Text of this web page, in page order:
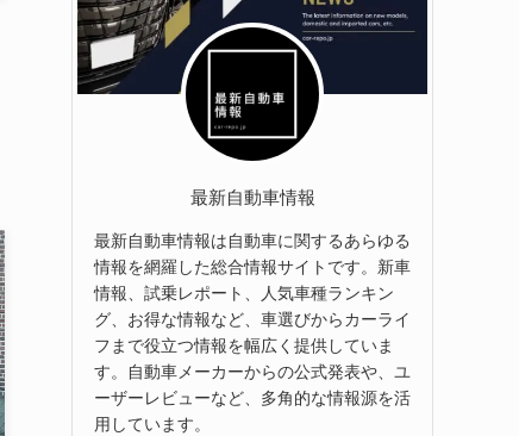
最新自動車情報
最新自動車情報は自動車に関するあらゆる
情報を網羅した総合情報サイトです。新車
情報、試乗レポート、人気車種ランキン
グ、お得な情報など、車選びからカーライ
フまで役立つ情報を幅広く提供していま
す。自動車メーカーからの公式発表や、ユ
ーザーレビューなど、多角的な情報源を活
用しています。